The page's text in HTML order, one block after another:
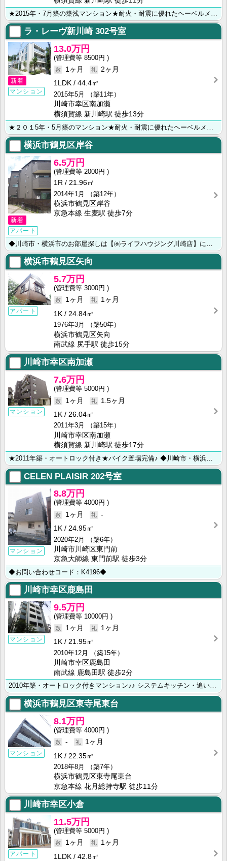
★2015年・7月築の築浅マンション★耐火・耐震に優れたヘーベルメゾン★オートロック・ＢＳ・南向き★･･･
ラ・レーヴ新川崎302号室
新着
マンション
13.0万円
8500円
1ヶ月
2ヶ月
1LDK
44.4㎡
2015年5月
（築11年）
川崎市幸区南加瀬
横須賀線 新川崎駅 徒歩13分
横浜市鶴見区岸谷
新着
アパート
6.5万円
2000円
1R
21.96㎡
2014年1月
（築12年）
横浜市鶴見区岸谷
京急本線 生麦駅 徒歩7分
横浜市鶴見区矢向
アパート
5.7万円
3000円
1ヶ月
1ヶ月
1K
24.84㎡
1976年3月
（築50年）
横浜市鶴見区矢向
南武線 尻手駅 徒歩15分
川崎市幸区南加瀬
マンション
7.6万円
5000円
1ヶ月
1.5ヶ月
1K
26.04㎡
2011年3月
（築15年）
川崎市幸区南加瀬
横須賀線 新川崎駅 徒歩17分
CELEN PLAISIR 202号室
マンション
8.8万円
4000円
1ヶ月
-
1K
24.95㎡
2020年2月
（築6年）
川崎市川崎区東門前
京急大師線 東門前駅 徒歩3分
◆お問い合わせコード：K4196◆
川崎市幸区鹿島田
マンション
9.5万円
10000円
1ヶ月
1ヶ月
1K
21.95㎡
2010年12月
（築15年）
川崎市幸区鹿島田
南武線 鹿島田駅 徒歩2分
2010年築・オートロック付きマンション♪♪ システムキッチン・追い焚き機能・浴室乾燥機・モニター付･･･
横浜市鶴見区東寺尾東台
マンション
8.1万円
4000円
-
1ヶ月
1K
22.35㎡
2018年8月
（築7年）
横浜市鶴見区東寺尾東台
京急本線 花月総持寺駅 徒歩11分
川崎市幸区小倉
アパート
11.5万円
5000円
1ヶ月
1ヶ月
1LDK
42.8㎡